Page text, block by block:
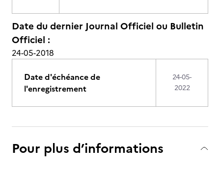
Date du dernier Journal Officiel ou Bulletin
Officiel :
24-05-2018
Date d'échéance de
l'enregistrement
24-05-
2022
Pour plus d’informations